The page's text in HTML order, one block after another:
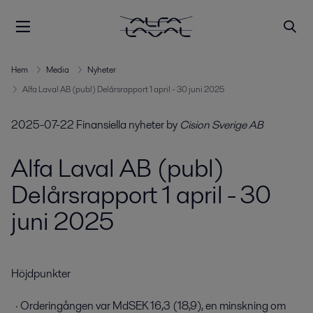
Hem Media
Nyheter
Alfa Laval AB (publ) Delårsrapport 1 april - 30 juni 2025
2025-07-22 Finansiella nyheterby Cision Sverige AB
Alfa Laval AB (publ)
Delårsrapport 1 april - 30
juni 2025
Höjdpunkter